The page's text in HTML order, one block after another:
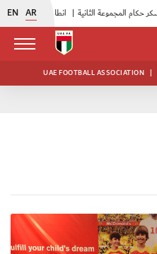
EN AR انطلاق منافسات بطولة النخبة لحرس الرئاسة |
UAE FOOTBALL ASSOCIATION |